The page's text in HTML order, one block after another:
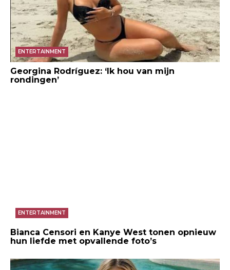
ENTERTAINMENT
Georgina Rodríguez: ‘Ik hou van mijn
rondingen’
ENTERTAINMENT
Bianca Censori en Kanye West tonen opnieuw
hun liefde met opvallende foto’s